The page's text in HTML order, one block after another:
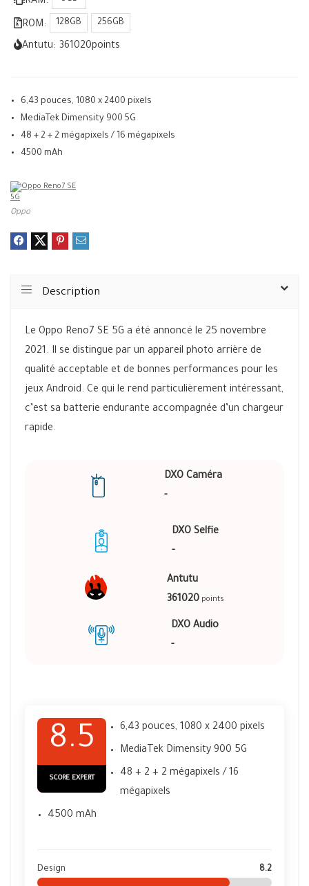
ROM: 128GB 256GB
Antutu: 361020points
6,43 pouces, 1080 x 2400 pixels
MediaTek Dimensity 900 5G
48 + 2 + 2 mégapixels / 16 mégapixels
4500 mAh
Oppo
Description
Le Oppo Reno7 SE 5G a été annoncé le 25 novembre
2021. Il se distingue par un appareil photo arrière de
qualité acceptable et de bonnes performances pour les
jeux Android. Ce qui le rend particulièrement intéressant,
c’est sa batterie endurante accompagnée d’un chargeur
rapide.
DXO Caméra
-
DXO Selfie
-
Antutu
361020 points
DXO Audio
-
8.5
SCORE EXPERT
6,43 pouces, 1080 x 2400 pixels
MediaTek Dimensity 900 5G
48 + 2 + 2 mégapixels / 16
mégapixels
4500 mAh
Design 8.2